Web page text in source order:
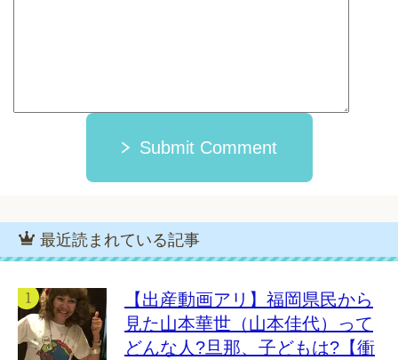
Submit Comment
最近読まれている記事
【出産動画アリ】福岡県民から
見た山本華世（山本佳代）って
どんな人?旦那、子どもは?【衝